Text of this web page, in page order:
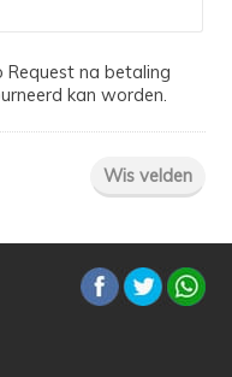
Request na betaling
kan worden.